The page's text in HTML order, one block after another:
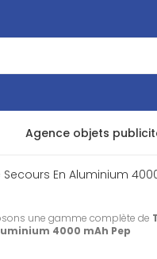
Agence objets
En Aluminium
une gamme complète de
4000 mAh Pep